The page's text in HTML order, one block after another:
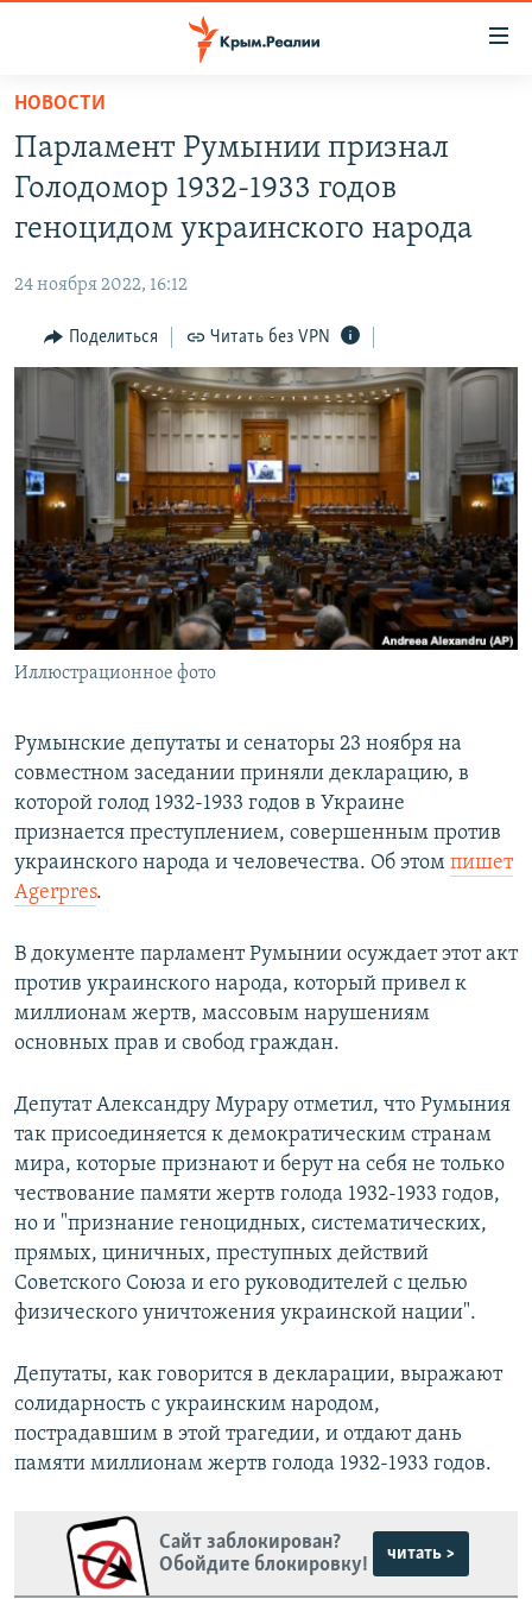
Вернуться
основному
содержанию
главной
навигации
Вернутся
СПЕЦПРОЕКТЫ
11 ЛЕТ ОККУПАЦИИ КРЫМА. 11 ИСТОРИЙ СОПРОТИВЛЕНИЯ
ЕЩЕ
ИНТЕРАКТИВ
ИНФОГРАФИКА
ТЕЛЕПРОЕКТ КРЫМ.РЕАЛИИ
СОВЕТЫ ПРАВОЗАЩИТНИКОВ
ПРОПАВШИЕ БЕЗ ВЕСТИ
ПОБЕДИТЕЛЕЙ НЕ СУДЯТ?
КРЫМ.НЕПОКОРЕННЫЙ
ELIFBE
УКРАИНСКАЯ ПРОБЛЕМА КРЫМА
РАДІО СВОБОДА
КАК ОБОЙТИ БЛОКИРОВКУ
Українською
Qırımtatar
ПРИСОЕДИНЯЙТЕСЬ!
НОВОСТИ
Парламент Румынии признал
Голодомор 1932-1933 годов
геноцидом украинского народа
24 ноября 2022, 16:12
Поделиться Читать без VPN
Иллюстрационное фото
Румынские депутаты и сенаторы 23 ноября на
совместном заседании приняли декларацию, в
которой голод 1932-1933 годов в Украине
признается преступлением, совершенным против
украинского народа и человечества. Об этом пишет
Agerpres.
В документе парламент Румынии осуждает этот акт
против украинского народа, который привел к
миллионам жертв, массовым нарушениям
основных прав и свобод граждан.
Депутат Александру Мурару отметил, что Румыния
так присоединяется к демократическим странам
мира, которые признают и берут на себя не только
чествование памяти жертв голода 1932-1933 годов,
но и "признание геноцидных, систематических,
прямых, циничных, преступных действий
Советского Союза и его руководителей с целью
физического уничтожения украинской нации".
Депутаты, как говорится в декларации, выражают
солидарность с украинским народом,
пострадавшим в этой трагедии, и отдают дань
памяти миллионам жертв голода 1932-1933 годов.
Сайт заблокирован?
Обойдите блокировку!
читать >